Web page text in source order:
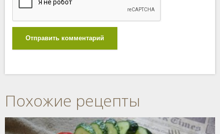
Отправить комментарий
Похожие рецепты